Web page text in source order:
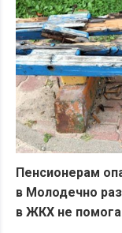
Пенсионерам
в Молодечно
в ЖКХ не